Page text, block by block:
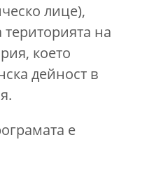
лице),
на
което
дейност в
е